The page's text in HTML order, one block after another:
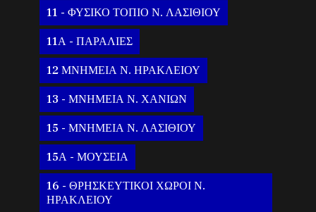
11 - ΦΥΣΙΚΟ ΤΟΠΙΟ Ν. ΛΑΣΙΘΙΟΥ
11Α - ΠΑΡΑΛΙΕΣ
12 ΜΝΗΜΕΙΑ Ν. ΗΡΑΚΛΕΙΟΥ
13 - ΜΝΗΜΕΙΑ Ν. ΧΑΝΙΩΝ
15 - ΜΝΗΜΕΙΑ Ν. ΛΑΣΙΘΙΟΥ
15Α - ΜΟΥΣΕΙΑ
16 - ΘΡΗΣΚΕΥΤΙΚΟΙ ΧΩΡΟΙ Ν.
ΗΡΑΚΛΕΙΟΥ